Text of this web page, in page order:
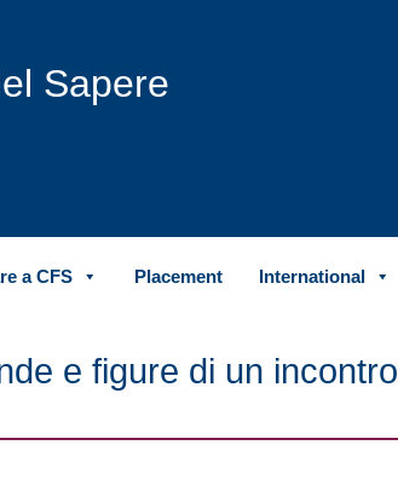
Sapere
a CFS Placement International
e figure di un incontro